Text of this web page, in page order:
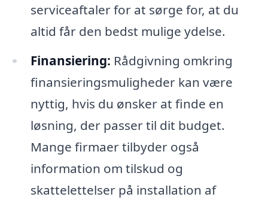
serviceaftaler for at sørge for, at du
altid får den bedst mulige ydelse.
Finansiering: Rådgivning omkring
finansieringsmuligheder kan være
nyttig, hvis du ønsker at finde en
løsning, der passer til dit budget.
Mange firmaer tilbyder også
information om tilskud og
skattelettelser på installation af